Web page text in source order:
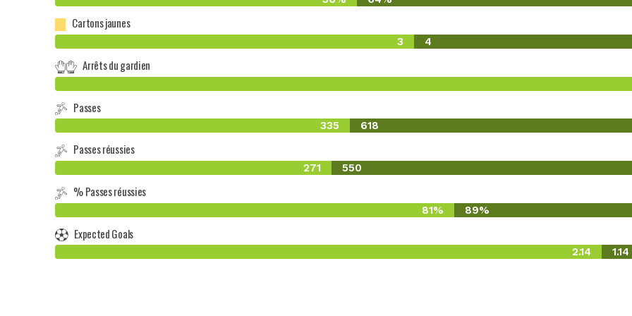
Cartons jaunes
3 4
Arrêts du gardien
Passes
335 618
Passes réussies
271 550
% Passes réussies
81% 89%
Expected Goals
2.14 1.14